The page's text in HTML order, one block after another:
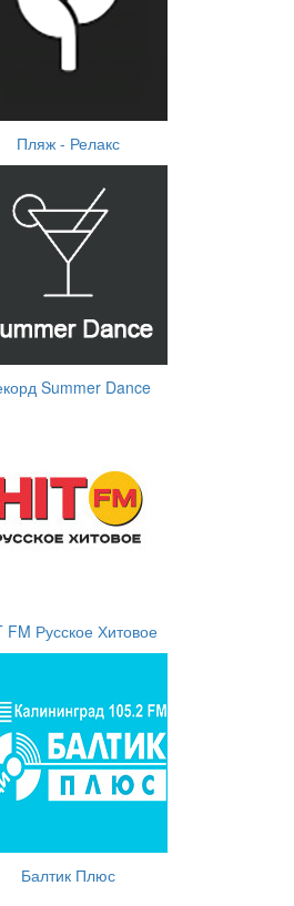
Пляж - Релакс
Summer Dance
FM Русское Хитовое
Балтик Плюс